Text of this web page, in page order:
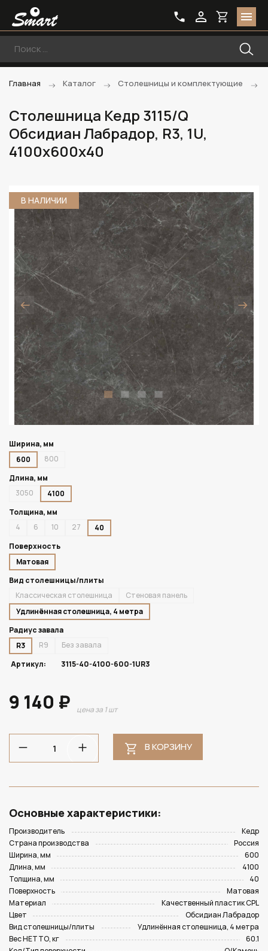
Главная Каталог Столешницы и комплектующие
Столешница Кедр 3115/Q
Обсидиан Лабрадор, R3, 1U,
4100х600х40
В НАЛИЧИИ
Ширина, мм
600
800
Длина, мм
3050
4100
Толщина, мм
4
6 10 27
40
Поверхность
Матовая
Вид столешницы/плиты
Классическая столешница
Стеновая панель
Удлинённая столешница, 4 метра
Радиус завала
R3
R9
Без завала
Артикул:
3115-40-4100-600-1UR3
9 140 ₽ цена за 1 шт
В КОРЗИНУ
Основные характеристики:
Производитель
Кедр
Страна производства
Россия
Ширина, мм
600
Длина, мм
4100
Толщина, мм
40
Поверхность
Матовая
Материал
Качественный пластик CPL
Цвет
Обсидиан Лабрадор
Вид столешницы/плиты
Удлинённая столешница, 4 метра
Вес НЕТТО, кг
60.1